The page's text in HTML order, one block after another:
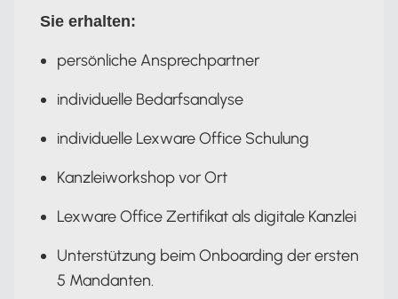
Sie erhalten:
persönliche Ansprechpartner
individuelle Bedarfsanalyse
individuelle Lexware Office Schulung
Kanzleiworkshop vor Ort
Lexware Office Zertifikat als digitale Kanzlei
Unterstützung beim Onboarding der ersten
5 Mandanten.